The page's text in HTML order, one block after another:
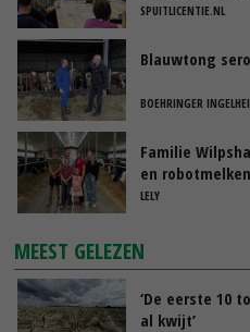
SPUITLICENTIE.NL
Blauwtong
BOEHRINGER
Familie
en robotmelken
LELY
MEEST GELEZEN
‘De eerste 10
al kwijt’